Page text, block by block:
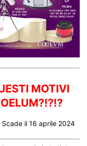
MOTIVI
Scade il 16 aprile 2024